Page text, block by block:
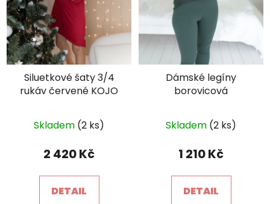
Siluetkové šaty 3/4
rukáv červené KOJO
Skladem (2 ks)
2 420 Kč
DETAIL
Dámské legíny
borovicová
hodnocení
produktu
5,0
z
Skladem (2 ks)
1 210 Kč
DETAIL
×